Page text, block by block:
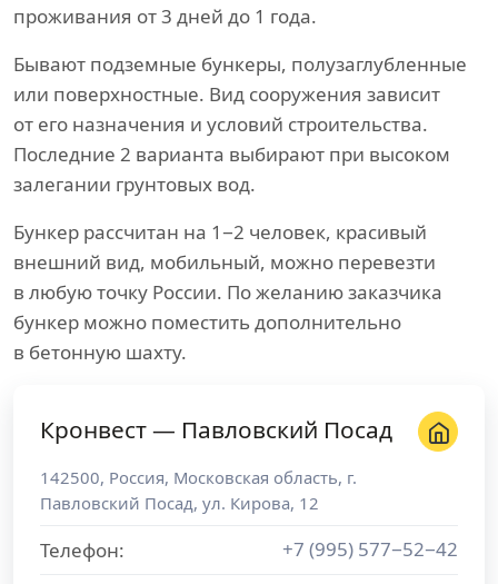
проживания от 3 дней до 1 года.
Бывают подземные бункеры, полузаглубленные
или поверхностные. Вид сооружения зависит
от его назначения и условий строительства.
Последние 2 варианта выбирают при высоком
залегании грунтовых вод.
Бункер рассчитан на 1−2 человек, красивый
внешний вид, мобильный, можно перевезти
в любую точку России. По желанию заказчика
бункер можно поместить дополнительно
в бетонную шахту.
Кронвест — Павловский Посад
142500, Россия, Московская область, г.
Павловский Посад, ул. Кирова, 12
Телефон:
+7 (995) 577−52−42